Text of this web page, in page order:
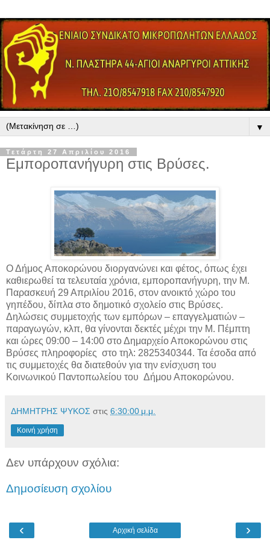
▼
Τετάρτη 27 Απριλίου 2016
Εμποροπανήγυρη στις Βρύσες.
Ο Δήμος Αποκορώνου διοργανώνει και φέτος, όπως έχει
καθιερωθεί τα τελευταία χρόνια, εμποροπανήγυρη, την Μ.
Παρασκευή 29 Απριλίου 2016, στον ανοικτό χώρο του
γηπέδου, δίπλα στο δημοτικό σχολείο στις Βρύσες.
Δηλώσεις συμμετοχής των εμπόρων – επαγγελματιών –
παραγωγών, κλπ, θα γίνονται δεκτές μέχρι την Μ. Πέμπτη
και ώρες 09:00 – 14:00 στο Δημαρχείο Αποκορώνου στις
Βρύσες πληροφορίες στο τηλ: 2825340344. Τα έσοδα από
τις συμμετοχές θα διατεθούν για την ενίσχυση του
Κοινωνικού Παντοπωλείου του Δήμου Αποκορώνου.
ΔΗΜΗΤΡΗΣ ΨΥΚΟΣ στις 6:30:00 μ.μ.
Κοινή χρήση
Δεν υπάρχουν σχόλια:
Δημοσίευση σχολίου
‹ ›
Αρχική σελίδα